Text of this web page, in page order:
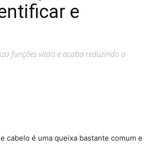
e
funções vitais e acaba reduzindo o
cabelo é uma queixa bastante comum e